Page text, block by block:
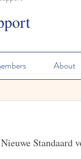
About
Standaard